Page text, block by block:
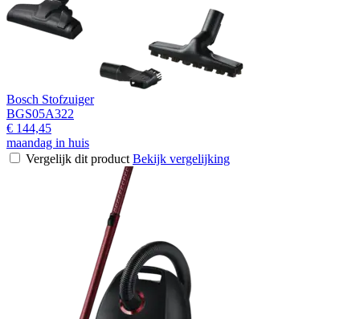
Bosch Stofzuiger
BGS05A322
€ 144,45
maandag in huis
Vergelijk dit product Bekijk vergelijking